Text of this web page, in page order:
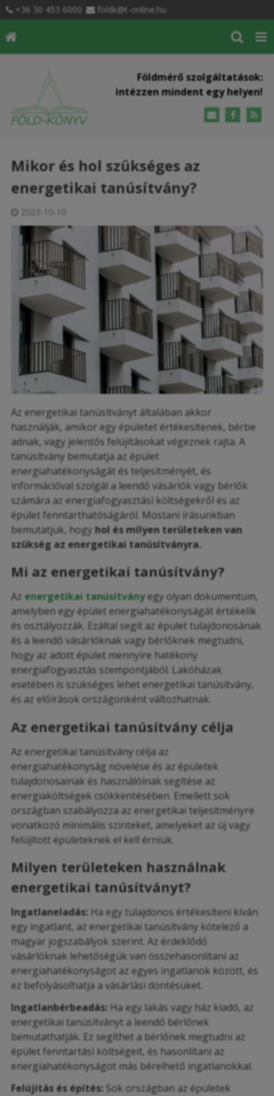
+36 30 453 6000 foldk@t-online.hu
Földmérő szolgáltatások:
intézzen mindent egy helyen!
Mikor és hol szükséges az
energetikai tanúsítvány?
2023-10-10
Az energetikai tanúsítványt általában akkor
használják, amikor egy épületet értékesítenek, bérbe
adnak, vagy jelentős felújításokat végeznek rajta. A
tanúsítvány bemutatja az épület
energiahatékonyságát és teljesítményét, és
információval szolgál a leendő vásárlók vagy bérlők
számára az energiafogyasztási költségekről és az
épület fenntarthatóságáról. Mostani írásunkban
bemutatjuk, hogyhol és milyen területeken van
szükség az energetikai tanúsítványra.
Mi az energetikai tanúsítvány?
Az energetikai tanúsítványegy olyan dokumentum,
amelyben egy épület energiahatékonyságát értékelik
és osztályozzák. Ezáltal segít az épület tulajdonosának
és a leendő vásárlóknak vagy bérlőknek megtudni,
hogy az adott épület mennyire hatékony
energiafogyasztás szempontjából. Lakóházak
esetében is szükséges lehet energetikai tanúsítvány,
és az előírások országonként változhatnak.
Az energetikai tanúsítvány célja
Az energetikai tanúsítvány célja az
energiahatékonyság növelése és az épületek
tulajdonosainak és használóinak segítése az
energiaköltségek csökkentésében. Emellett sok
országban szabályozza az energetikai teljesítményre
vonatkozó minimális szinteket, amelyeket az új vagy
felújított épületeknek el kell érniük.
Milyen területeken használnak
energetikai tanúsítványt?
Ingatlaneladás: Ha egy tulajdonos értékesíteni kíván
egy ingatlant, az energetikai tanúsítvány kötelező a
magyar jogszabályok szerint. Az érdeklődő
vásárlóknak lehetőségük van összehasonlítani az
energiahatékonyságot az egyes ingatlanok között, és
ez befolyásolhatja a vásárlási döntésüket.
Ingatlanbérbeadás: Ha egy lakás vagy ház kiadó, az
energetikai tanúsítványt a leendő bérlőnek
bemutathatják. Ez segíthet a bérlőnek megtudni az
épület fenntartási költségeit, és hasonlítani az
energiahatékonyságot más bérelhető ingatlanokkal.
Felújítás és építés:Sok országban az épületek